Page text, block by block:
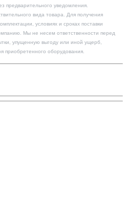
предварительного уведомления.
вида товара. Для получения
условиях и сроках поставки
Мы не несем ответственности перед
упущенную выгоду или иной ущерб,
приобретенного оборудования.